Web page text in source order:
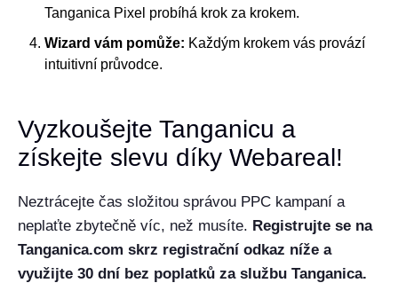
Tanganica Pixel probíhá krok za krokem.
Wizard vám pomůže: Každým krokem vás provází
intuitivní průvodce.
Vyzkoušejte Tanganicu a
získejte slevu díky Webareal!
Neztrácejte čas složitou správou PPC kampaní a
neplaťte zbytečně víc, než musíte. Registrujte se na
Tanganica.com skrz registrační odkaz níže a
využijte 30 dní bez poplatků za službu Tanganica.